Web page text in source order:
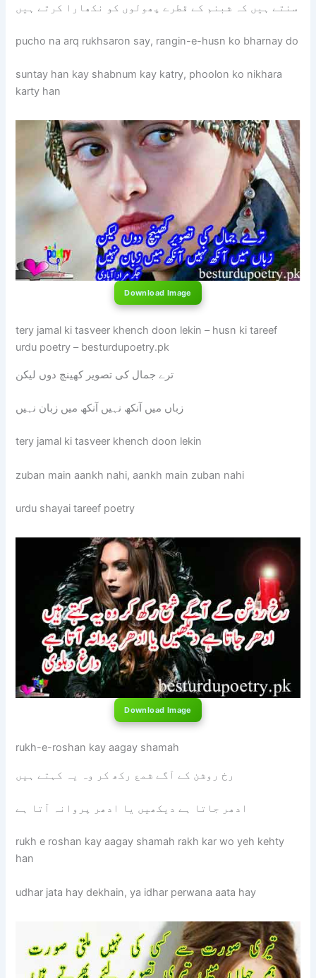
سنتے ہیں کہ شبنم کے قطرے پھولوں کو نکھارا کرتے ہیں
pucho na arq rukhsaron say, rangin-e-husn ko bharnay do
suntay han kay shabnum kay katry, phoolon ko nikhara
karty han
Download Image
tery jamal ki tasveer khench doon lekin – husn ki tareef
urdu poetry – besturdupoetry.pk
ترے جمال کی تصویر کھینچ دوں لیکن
زباں میں آنکھ نہیں آنکھ میں زبان نہیں
tery jamal ki tasveer khench doon lekin
zuban main aankh nahi, aankh main zuban nahi
urdu shayai tareef poetry
Download Image
rukh-e-roshan kay aagay shamah
رخ روشن کے آگے شمع رکھ کر وہ یہ کہتے ہیں
ادھر جاتا ہے دیکھیں یا ادھر پروانہ آتا ہے
rukh e roshan kay aagay shamah rakh kar wo yeh kehty
han
udhar jata hay dekhain, ya idhar perwana aata hay